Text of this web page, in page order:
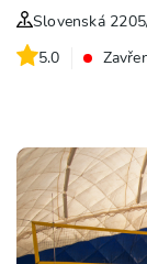
Slovenská
5.0